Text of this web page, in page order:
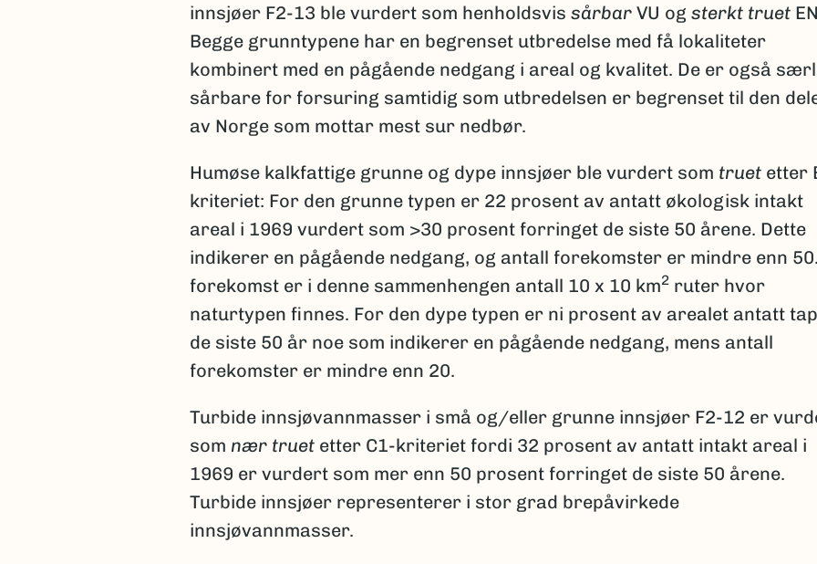
innsjøer F2-13 ble vurdert som henholdsvis sårbar VU og sterkt truet
Begge grunntypene har en begrenset utbredelse med få lokaliteter
kombinert med en pågående nedgang i areal og kvalitet. De er også
sårbare for forsuring samtidig som utbredelsen er begrenset til den
av Norge som mottar mest sur nedbør.
Humøse kalkfattige grunne og dype innsjøer ble vurdert som truet etter
kriteriet: For den grunne typen er 22 prosent av antatt økologisk intakt
areal i 1969 vurdert som >30 prosent forringet de siste 50 årene. Dette
indikerer en pågående nedgang, og antall forekomster er mindre enn
forekomst er i denne sammenhengen antall 10 x 10 km2 ruter hvor
naturtypen finnes. For den dype typen er ni prosent av arealet antatt
de siste 50 år noe som indikerer en pågående nedgang, mens antall
forekomster er mindre enn 20.
Turbide innsjøvannmasser i små og/eller grunne innsjøer F2-12 er
som nær truet etter C1-kriteriet fordi 32 prosent av antatt intakt areal i
1969 er vurdert som mer enn 50 prosent forringet de siste 50 årene.
Turbide innsjøer representerer i stor grad brepåvirkede
innsjøvannmasser.